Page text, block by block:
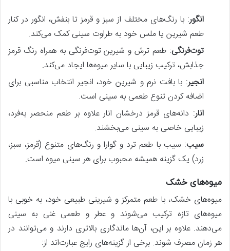
انگور: با رنگ‌های مختلف از سبز و قرمز تا بنفش، انگور در کنار
طعم شیرین یا ملس خود به طراوت سینی کمک می‌کند.
توت‌فرنگی: طعم ترش و شیرین توت‌فرنگی به همراه رنگ قرمز
جذابش، ترکیب زیبایی با سایر میوه‌ها ایجاد می‌کند.
انجیر: با بافت نرم و شیرین خود، انجیر انتخاب مناسبی برای
اضافه کردن تنوع طعمی به سینی است.
انار: دانه‌های قرمز درخشان انار علاوه بر طعم منحصر به‌فرد،
زیبایی خاصی به سینی می‌بخشند.
سیب: سیب با طعم ترد و گوارا و رنگ‌های متنوع (قرمز، سبز،
زرد) یک گزینه همیشه محبوب برای هر سینی میوه است.
میوه‌های خشک
میوه‌های خشک، با طعم متمرکز و شیرینی طبیعی خود، به خوبی با
میوه‌های تازه ترکیب می‌شوند و عطر و طعمی غنی به سینی
می‌دهند. علاوه بر این، آن‌ها ماندگاری بالاتری دارند و می‌توانند در
هر زمان مصرف شوند. برخی از گزینه‌های رایج عبارت‌اند از: